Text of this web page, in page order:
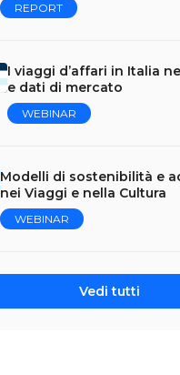
REPORT
I viaggi d’affari in Italia
e dati di mercato
WEBINAR
Modelli di sostenibilità e
nei Viaggi e nella Cultura
WEBINAR
Vedi tutti